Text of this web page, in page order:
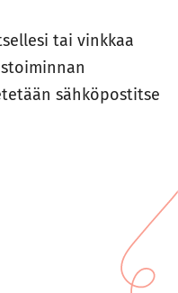
tai vinkkaa
sähköpostitse